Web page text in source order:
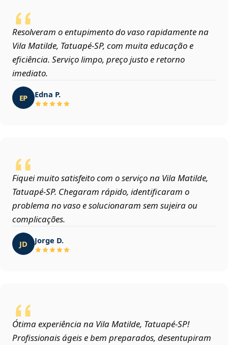
Resolveram o entupimento do vaso rapidamente na
Vila Matilde, Tatuapé‑SP, com muita educação e
eficiência. Serviço limpo, preço justo e retorno
imediato.
EP Edna P.
Fiquei muito satisfeito com o serviço na Vila Matilde,
Tatuapé‑SP. Chegaram rápido, identificaram o
problema no vaso e solucionaram sem sujeira ou
complicações.
JD Jorge D.
Ótima experiência na Vila Matilde, Tatuapé‑SP!
Profissionais ágeis e bem preparados, desentupiram